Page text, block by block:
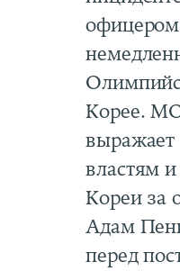
Корее.
выражает
властям
Кореи за
Адам
перед